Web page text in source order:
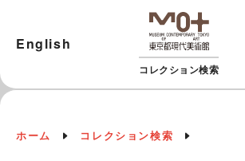
コレクション検索
English
ホーム コレクション検索